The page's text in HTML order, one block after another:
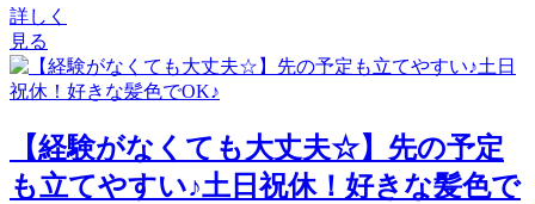
詳しく
見る
【経験がなくても大丈夫☆】先の予定
も立てやすい♪土日祝休！好きな髪色で